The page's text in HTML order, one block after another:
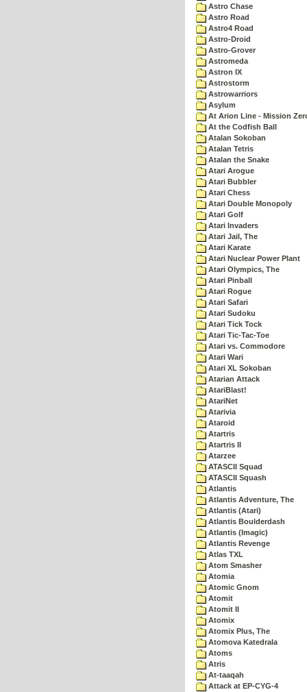
Astro Chase
Astro Road
Astro4 Road
Astro-Droid
Astro-Grover
Astromeda
Astron IX
Astrostorm
Astrowarriors
Asylum
At Arion Line - Mission
At the Codfish Ball
Atalan Sokoban
Atalan Tetris
Atalan the Snake
Atari Arogue
Atari Bubbler
Atari Chess
Atari Double Monopoly
Atari Golf
Atari Invaders
Atari Jail, The
Atari Karate
Atari Nuclear Power Plant
Atari Olympics, The
Atari Pinball
Atari Rogue
Atari Safari
Atari Sudoku
Atari Tick Tock
Atari Tic-Tac-Toe
Atari vs. Commodore
Atari Wari
Atari XL Sokoban
Atarian Attack
AtariBlast!
AtariNet
Atarivia
Ataroid
Atartris
Atartris II
Atarzee
ATASCII Squad
ATASCII Squash
Atlantis
Atlantis Adventure, The
Atlantis (Atari)
Atlantis Boulderdash
Atlantis (Imagic)
Atlantis Revenge
Atlas TXL
Atom Smasher
Atomia
Atomic Gnom
Atomit
Atomit II
Atomix
Atomix Plus, The
Atomova Katedrala
Atoms
Atris
At-taaqah
Attack at EP-CYG-4